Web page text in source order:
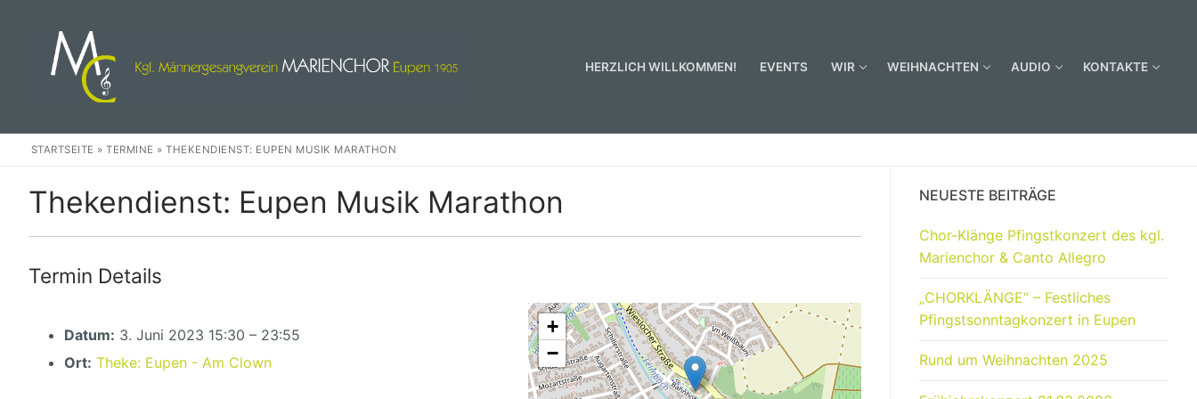
springen
HERZLICH WILLKOMMEN! EVENTS WIR WEIHNACHTEN AUDIO KONTAKTE
Wir
STARTSEITE »TERMINE »THEKENDIENST: EUPEN MUSIK MARATHON
Thekendienst: Eupen Musik Marathon
Termin Details
Datum: 3. Juni 2023 15:30 – 23:55
Ort: Theke: Eupen - Am Clown
+
−
NEUESTE BEITRÄGE
Chor-Klänge Pfingstkonzert des kgl.
Marienchor & Canto Allegro
„CHORKLÄNGE“ – Festliches
Pfingstsonntagkonzert in Eupen
Rund um Weihnachten 2025